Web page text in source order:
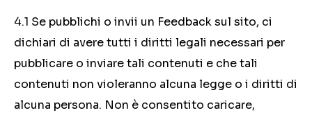
4.1 Se pubblichi o invii un Feedback sul sito, ci
dichiari di avere tutti i diritti legali necessari per
pubblicare o inviare tali contenuti e che tali
contenuti non violeranno alcuna legge o i diritti di
alcuna persona. Non è consentito caricare,